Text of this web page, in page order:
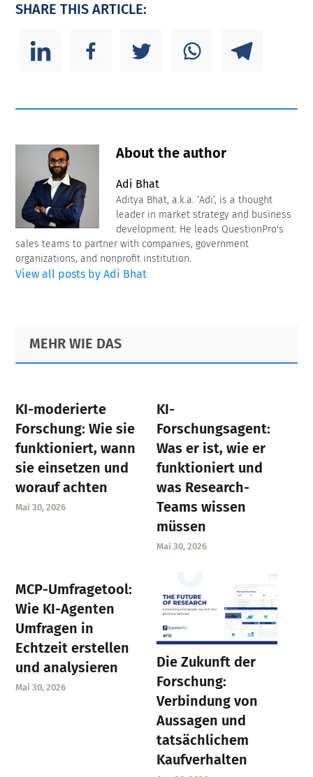
SHARE THIS ARTICLE:
About the author
Adi Bhat
Aditya Bhat, a.k.a. ‘Adi’, is a thought
leader in market strategy and business
development. He leads QuestionPro's
sales teams to partner with companies, government
organizations, and nonprofit institution.
View all posts by Adi Bhat
Primary
Sidebar
Footer
MEHR WIE DAS
KI-moderierte
Forschung: Wie sie
funktioniert, wann
sie einsetzen und
worauf achten
Mai 30, 2026
KI-
Forschungsagent:
Was er ist, wie er
funktioniert und
was Research-
Teams wissen
müssen
Mai 30, 2026
MCP-Umfragetool:
Wie KI-Agenten
Umfragen in
Echtzeit erstellen
und analysieren
Mai 30, 2026
Die Zukunft der
Forschung:
Verbindung von
Aussagen und
tatsächlichem
Kaufverhalten